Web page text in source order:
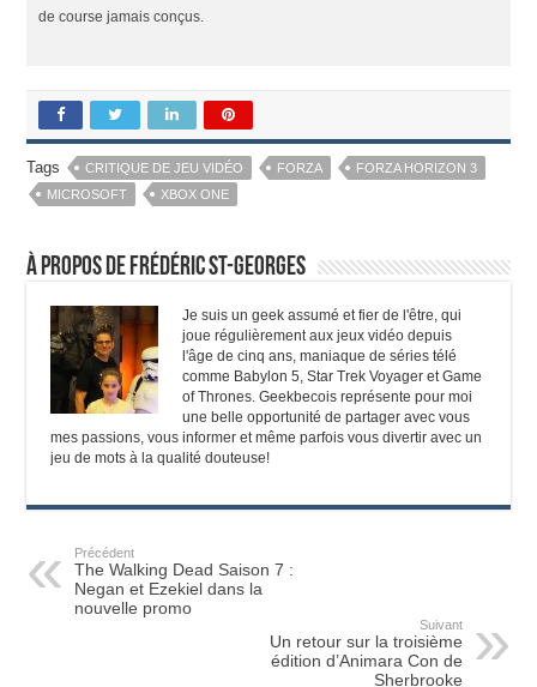
de course jamais conçus.
Tags CRITIQUE DE JEU VIDÉO FORZA
FORZA HORIZON 3
MICROSOFT
XBOX ONE
À propos de Frédéric St-Georges
Je suis un geek assumé et fier de l'être, qui
joue régulièrement aux jeux vidéo depuis
l'âge de cinq ans, maniaque de séries télé
comme Babylon 5, Star Trek Voyager et Game
of Thrones. Geekbecois représente pour moi
une belle opportunité de partager avec vous
mes passions, vous informer et même parfois vous divertir avec un
jeu de mots à la qualité douteuse!
Précédent
The Walking Dead Saison 7 :
Negan et Ezekiel dans la
nouvelle promo
Suivant
Un retour sur la troisième
édition d’Animara Con de
Sherbrooke